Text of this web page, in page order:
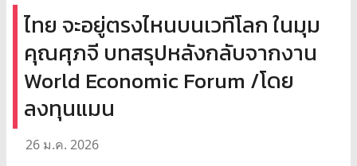
ไทย จะอยู่ตรงไหนบนเวทีโลก ในมุม
คุณศุภจี บทสรุปหลังกลับจากงาน
World Economic Forum /โดย
ลงทุนแมน
26 ม.ค. 2026